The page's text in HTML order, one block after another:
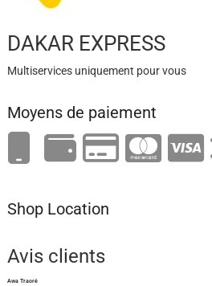
DAKAR EXPRESS
Multiservices uniquement pour vous
Moyens de paiement
Shop Location
Avis clients
Awa Traoré